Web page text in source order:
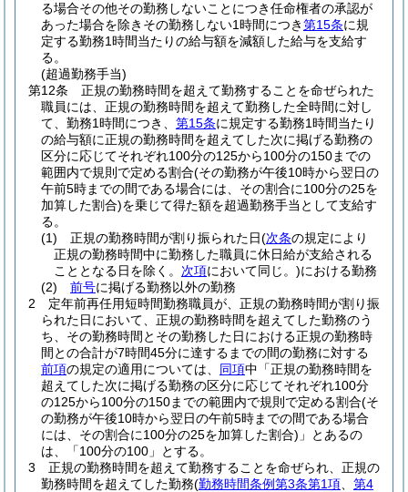
る場合その他その勤務しないことにつき任命権者の承認が
あった場合を除きその勤務しない1時間につき第15条に規
定する勤務1時間当たりの給与額を減額した給与を支給す
る。
(超過勤務手当)
第12条
正規の勤務時間を超えて勤務することを命ぜられた
職員には、正規の勤務時間を超えて勤務した全時間に対し
て、勤務1時間につき、 第15条に規定する勤務1時間当たり
の給与額に正規の勤務時間を超えてした次に掲げる勤務の
区分に応じてそれぞれ100分の125から100分の150までの
範囲内で規則で定める割合(その勤務が午後10時から翌日の
午前5時までの間である場合には、その割合に100分の25を
加算した割合)を乗じて得た額を超過勤務手当として支給す
る。
(1)
正規の勤務時間が割り振られた日(次条の規定により
正規の勤務時間中に勤務した職員に休日給が支給される
こととなる日を除く。 次項において同じ。)における勤務
(2)
前号に掲げる勤務以外の勤務
2
定年前再任用短時間勤務職員が、正規の勤務時間が割り振
られた日において、正規の勤務時間を超えてした勤務のう
ち、その勤務時間とその勤務した日における正規の勤務時
間との合計が7時間45分に達するまでの間の勤務に対する
前項の規定の適用については、 同項中「正規の勤務時間を
超えてした次に掲げる勤務の区分に応じてそれぞれ100分
の125から100分の150までの範囲内で規則で定める割合(そ
の勤務が午後10時から翌日の午前5時までの間である場合
には、その割合に100分の25を加算した割合) 」とあるの
は、「100分の100」とする。
3
正規の勤務時間を超えて勤務することを命ぜられ、正規の
勤務時間を超えてした勤務(勤務時間条例第3条第1項
第4